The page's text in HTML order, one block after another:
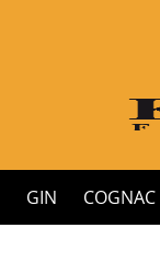
GIN COGNAC